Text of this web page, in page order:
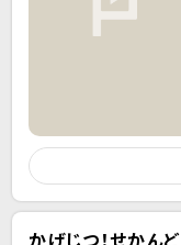
かげじつ！せかんど